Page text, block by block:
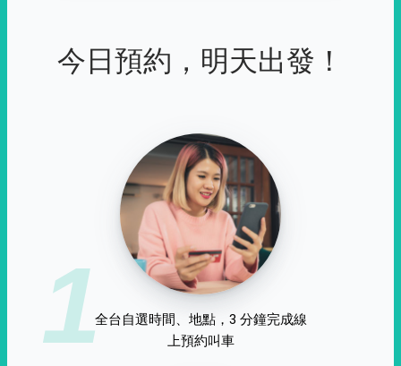
今日預約，明天出發！
1全台自選時間、地點，3 分鐘完成線
上預約叫車